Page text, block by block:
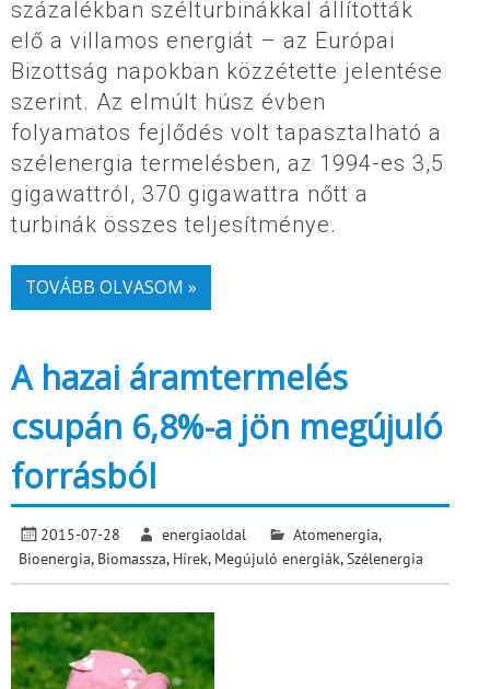
százalékban szélturbinákkal állították
elő a villamos energiát – az Európai
Bizottság napokban közzétette jelentése
szerint. Az elmúlt húsz évben
folyamatos fejlődés volt tapasztalható a
szélenergia termelésben, az 1994-es 3,5
gigawattról, 370 gigawattra nőtt a
turbinák összes teljesítménye.
TOVÁBB OLVASOM »
A hazai áramtermelés
csupán 6,8%-a jön megújuló
forrásból
2015-07-28 energiaoldal Atomenergia,
Bioenergia, Biomassza, Hírek, Megújuló energiák,Szélenergia